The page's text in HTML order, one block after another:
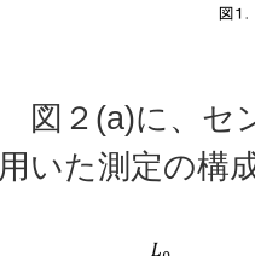
図２(a)に、セ
用いた測定の構